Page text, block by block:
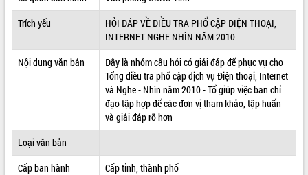
HỆ THỐNG VĂN BẢN
VĂN BẢN HĐND TỈNH
Trích yếu
HỎI ĐÁP VỀ ĐIỀU TRA PHỔ CẬP ĐIỆN THOẠI,
INTERNET NGHE NHÌN NĂM 2010
Nội dung văn bản
Đây là nhóm câu hỏi có giải đáp để phục vụ cho
Tổng điều tra phổ cập dịch vụ Điện thoại, Internet
và Nghe - Nhìn năm 2010 - Tổ giúp việc ban chỉ
đạo tập hợp để các đơn vị tham khảo, tập huấn
và giải đáp rõ hơn
Loại văn bản
Cấp ban hành
Cấp tỉnh, thành phố